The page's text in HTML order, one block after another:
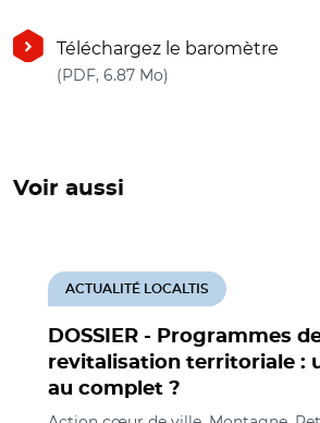
Téléchargez le baromètre
(PDF, 6.87 Mo)
Voir aussi
DOSSIER - Programmes
revitalisation territoriale :
au complet ?
ACTUALITÉ LOCALTIS